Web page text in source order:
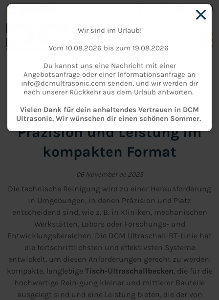
NACHRICHT
Tisch-Ultraschallbecken:
Präzision und Leistung im
kompakten Format
06 November de 2025
Die technische Reinigung wird zu einer Herausforderung
in Umgebungen, in denen Präzision und Platz
entscheidend sind, wie z. B. in Kliniken, mechanischen
Werkstätten, Labors oder Forschungs- und
Entwicklungsbereichen. Die DCM Ultraschall-BT-Linie hat
die fortschrittlichsten und effektivsten Systeme
entwickelt, um diesen Anforderungen gerecht zu werden:
kompakte, langlebige Tisch-Ultraschallbecken, die für die
hochwertige Reinigung kleiner und mittlerer Bauteile
ausgelegt sind und eine Leistung bieten, die der von
Wir sind im Urlaub!
Vom 10.08.2026 bis zum 19.08.2026
Du kannst uns eine Nachricht mit einer
Angebotsanfrage oder einer Informationsanfrage an
info@dcmultrasonic.com senden, und wir werden dir
nach unserer Rückkehr aus dem Urlaub antworten.
Vielen Dank für dein anhaltendes Vertrauen in DCM
Ultrasonic. Wir wünschen dir einen schönen Sommer.